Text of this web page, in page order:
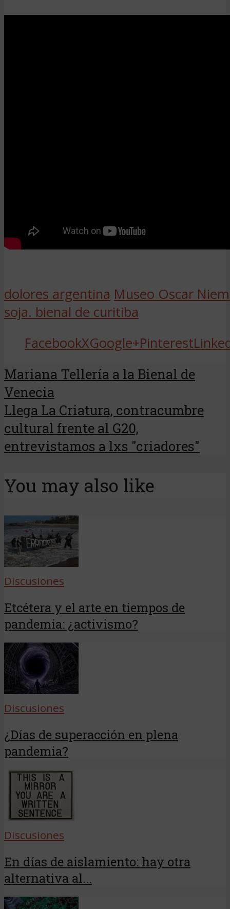
dolores argentina Museo Oscar
soja. bienal de curitiba
FacebookXGoogle+Pinterest
Mariana Tellería a la Bienal de
Venecia
Llega La Criatura, contracumbre
cultural frente al G20,
entrevistamos a lxs "criadores"
You may also like
Discusiones
Etcétera y el arte en tiempos de
pandemia: ¿activismo?
Discusiones
¿Días de superacción en plena
pandemia?
Discusiones
En días de aislamiento: hay otra
alternativa al...